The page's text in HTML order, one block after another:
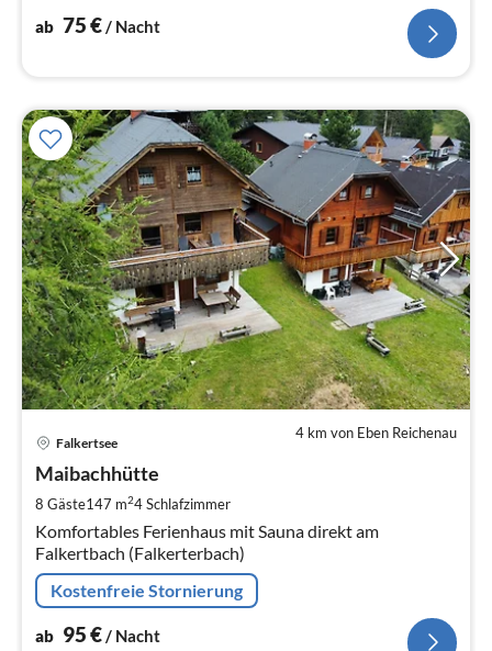
ab 75€/ Nacht
4 km von Eben Reichenau
Falkertsee
Maibachhütte
8 Gäste147 m24Schlafzimmer
Komfortables Ferienhaus mit Sauna direkt am
Falkertbach (Falkerterbach)
Kostenfreie Stornierung
ab 95€/ Nacht